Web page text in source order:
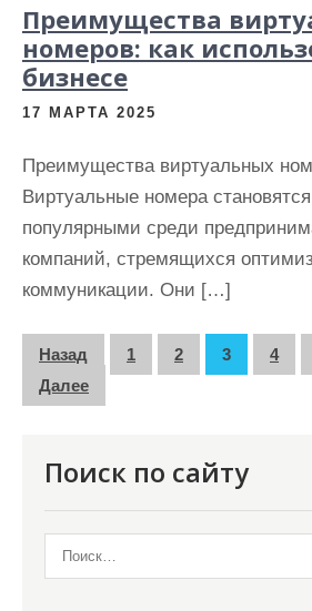
Преимущества
номеров: как
бизнесе
17 МАРТА 2025
Преимущества виртуальных
Виртуальные номера
популярными среди
компаний, стремящихся
коммуникации. Они […]
П
а
Назад 1 2 3 4
Далее
Поиск по сайту